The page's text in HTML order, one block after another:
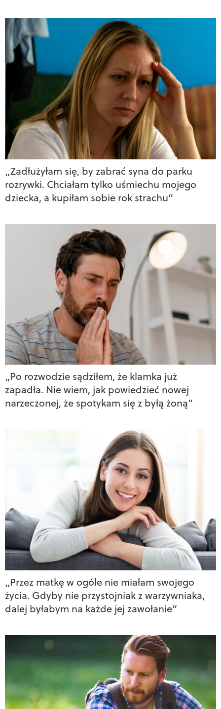
„Zadłużyłam się, by zabrać syna do parku
rozrywki. Chciałam tylko uśmiechu mojego
dziecka, a kupiłam sobie rok strachu”
„Po rozwodzie sądziłem, że klamka już
zapadła. Nie wiem, jak powiedzieć nowej
narzeczonej, że spotykam się z byłą żoną”
„Przez matkę w ogóle nie miałam swojego
życia. Gdyby nie przystojniak z warzywniaka,
dalej byłabym na każde jej zawołanie”